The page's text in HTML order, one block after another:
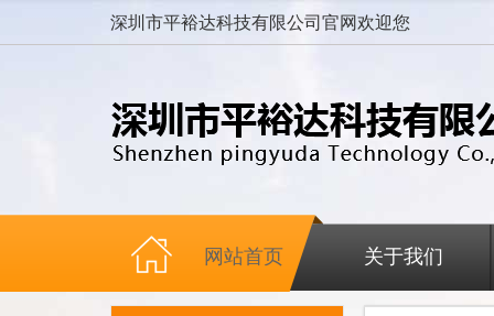
深圳市平裕达科技有限公司官网欢迎您
网站首页 关于我们